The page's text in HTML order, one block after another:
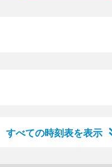
すべての時刻表を表示